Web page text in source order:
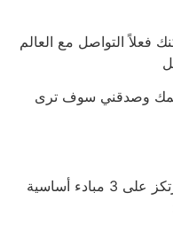
فعلاً التواصل مع العالم
وصدقني سوف ترى
يجب أن تفهم أولاً أن التأمل العميق يرتكز على 3 مبادء أساسية